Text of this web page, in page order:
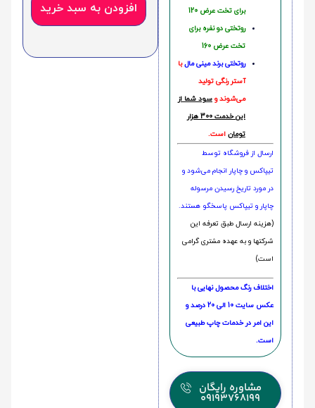
برای تخت عرض 120
روتختی دو نفره برای
تخت عرض 160
روتختی‌ برند مینی مالبا
آستر رنگی تولید
می‌شوند و سود شما از
این خدمت 300 هزار
تومان است.
ارسال از فروشگاه توسط
تیپاکس و چاپار انجام می‌شود و
در مورد تاریخ رسیدن مرسوله
چاپار و تیپاکس پاسخگو هستند.
(هزینه ارسال طبق تعرفه این
شرکتها و به عهده مشتری گرامی
است)
اختلاف رنگ محصول نهایی با
عکس سایت 10 الی 20 درصد و
این امر در خدمات چاپ طبیعی
است.
مشاوره رایگان
09193768199
افزودن به سبد خرید